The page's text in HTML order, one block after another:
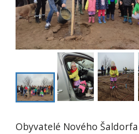
Obyvatelé Nového